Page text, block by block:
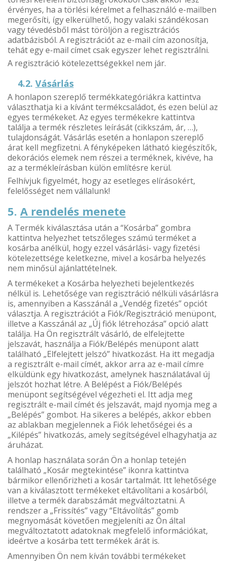
érvényes, ha a törlési kérelmet a felhasználó e-mailben
megerősíti, így elkerülhető, hogy valaki szándékosan
vagy tévedésből mást töröljön a regisztrációs
adatbázisból. A regisztrációt az e-mail cím azonosítja,
tehát egy e-mail címet csak egyszer lehet regisztrálni.
A regisztráció kötelezettségekkel nem jár.
4.2. Vásárlás
A honlapon szereplő termékkategóriákra kattintva
választhatja ki a kívánt termékcsaládot, és ezen belül az
egyes termékeket. Az egyes termékekre kattintva
találja a termék részletes leírását (cikkszám, ár, …),
tulajdonságát. Vásárlás esetén a honlapon szereplő
árat kell megfizetni. A fényképeken látható kiegészítők,
dekorációs elemek nem részei a terméknek, kivéve, ha
az a termékleírásban külön említésre kerül.
Felhívjuk figyelmét, hogy az esetleges elírásokért,
felelősséget nem vállalunk!
5. A rendelés menete
A Termék kiválasztása után a “Kosárba” gombra
kattintva helyezhet tetszőleges számú terméket a
kosárba anélkül, hogy ezzel vásárlási- vagy fizetési
kötelezettsége keletkezne, mivel a kosárba helyezés
nem minősül ajánlattételnek.
A termékeket a Kosárba helyezheti bejelentkezés
nélkül is. Lehetősége van regisztráció nélküli vásárlásra
is, amennyiben a Kasszánál a „Vendég fizetés” opciót
választja. A regisztrációt a Fiók/Regisztráció menüpont,
illetve a Kasszánál az „Új fiók létrehozása” opció alatt
találja. Ha Ön regisztrált vásárló, de elfelejtette
jelszavát, használja a Fiók/Belépés menüpont alatt
található „Elfelejtett jelszó” hivatkozást. Ha itt megadja
a regisztrált e-mail címét, akkor arra az e-mail címre
elküldünk egy hivatkozást, amelynek használatával új
jelszót hozhat létre. A Belépést a Fiók/Belépés
menüpont segítségével végezheti el. Itt adja meg
regisztrált e-mail címét és jelszavát, majd nyomja meg a
„Belépés” gombot. Ha sikeres a belépés, akkor ebben
az ablakban megjelennek a Fiók lehetőségei és a
„Kilépés” hivatkozás, amely segítségével elhagyhatja az
áruházat.
A honlap használata során Ön a honlap tetején
található „Kosár megtekintése” ikonra kattintva
bármikor ellenőrizheti a kosár tartalmát. Itt lehetősége
van a kiválasztott termékeket eltávolítani a kosárból,
illetve a termék darabszámát megváltoztatni. A
rendszer a „Frissítés” vagy “Eltávolítás” gomb
megnyomását követően megjeleníti az Ön által
megváltoztatott adatoknak megfelelő információkat,
ideértve a kosárba tett termékek árát is.
Amennyiben Ön nem kíván további termékeket